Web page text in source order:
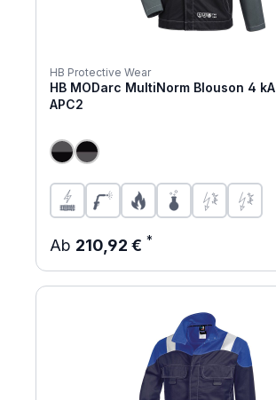
HB Protective Wear
HB MODarc MultiNorm Blouson 4 kA + 7 kA |
APC2
Regulärer Preis:
Ab 210,92 €